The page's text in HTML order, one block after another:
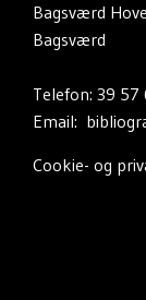
Bagsværd
Bagsværd
Telefon: 39 57
Email:
Cookie- og